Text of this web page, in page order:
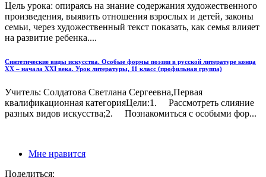
Цель урока: опираясь на знание содержания художественного
произведения, выявить отношения взрослых и детей, законы
семьи, через художественный текст показать, как семья влияет
на развитие ребенка....
Синтетические виды искусства. Особые формы поэзии в русской литературе конца
XX – начала XXI века. Урок литературы, 11 класс (профильная группа)
Учитель: Солдатова Светлана Сергеевна,Первая
квалификационная категорияЦели:1. Рассмотреть слияние
разных видов искусства;2. Познакомиться с особыми фор...
Мне нравится
Поделиться: